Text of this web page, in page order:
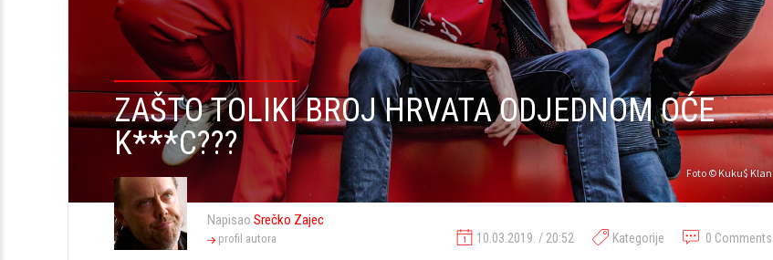
Foto © Kuku$ Klan
ZAŠTO TOLIKI BROJ HRVATA ODJEDNOM OĆE
K***C???
Napisao Srečko Zajec
profil autora 0 Comments
Kategorije
10.03.2019. / 20:52